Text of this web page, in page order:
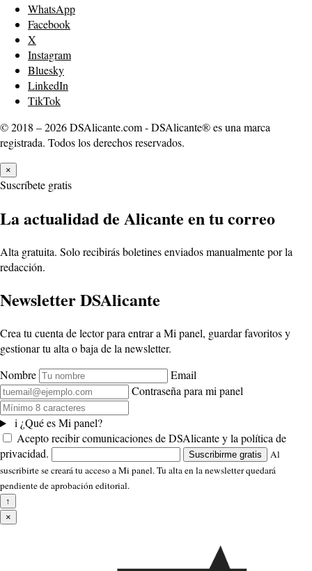
WhatsApp
Facebook
X
Instagram
Bluesky
LinkedIn
TikTok
© 2018 – 2026 DSAlicante.com - DSAlicante® es una marca
registrada. Todos los derechos reservados.
×
Suscríbete gratis
La actualidad de Alicante en tu correo
Alta gratuita. Solo recibirás boletines enviados manualmente por la
redacción.
Newsletter DSAlicante
Crea tu cuenta de lector para entrar a Mi panel, guardar favoritos y
gestionar tu alta o baja de la newsletter.
Nombre
Email
Contraseña para mi panel
i¿Qué es Mi panel?
Acepto recibir comunicaciones de DSAlicante y la política de
privacidad.
Suscribirme gratis
Al
suscribirte se creará tu acceso a Mi panel. Tu alta en la newsletter quedará
pendiente de aprobación editorial.
↑
×